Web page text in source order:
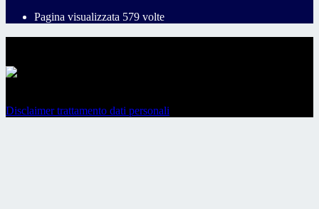
Pagina visualizzata 579 volte
Disclaimer trattamento dati personali